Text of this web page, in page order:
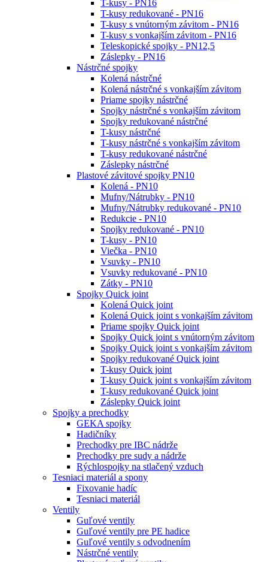
T-kusy - PN16
T-kusy redukované - PN16
T-kusy s vnútorným závitom - PN16
T-kusy s vonkajším závitom - PN16
Teleskopické spojky - PN12,5
Záslepky - PN16
Nástrčné spojky
Kolená nástrčné
Kolená nástrčné s vonkajším závitom
Priame spojky nástrčné
Spojky nástrčné s vonkajším závitom
Spojky redukované nástrčné
T-kusy nástrčné
T-kusy nástrčné s vonkajším závitom
T-kusy redukované nástrčné
Záslepky nástrčné
Plastové závitové spojky PN10
Kolená - PN10
Mufny/Nátrubky - PN10
Mufny/Nátrubky redukované - PN10
Redukcie - PN10
Spojky redukované - PN10
T-kusy - PN10
Viečka - PN10
Vsuvky - PN10
Vsuvky redukované - PN10
Zátky - PN10
Spojky Quick joint
Kolená Quick joint
Kolená Quick joint s vonkajším závitom
Priame spojky Quick joint
Spojky Quick joint s vnútorným závitom
Spojky Quick joint s vonkajším závitom
Spojky redukované Quick joint
T-kusy Quick joint
T-kusy Quick joint s vonkajším závitom
T-kusy redukované Quick joint
Záslepky Quick joint
Spojky a prechodky
GEKA spojky
Hadičníky
Prechodky pre IBC nádrže
Prechodky pre sudy a nádrže
Rýchlospojky na stlačený vzduch
Tesniaci materiál a spony
Fixovanie hadíc
Tesniaci materiál
Ventily
Guľové ventily
Guľové ventily pre PE hadice
Guľové ventily s odvodnením
Nástrčné ventily